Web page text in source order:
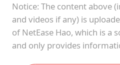
Notice: The content above
and videos if any) is
of NetEase Hao, which is a
and only provides